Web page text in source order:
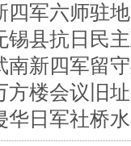
四军六师驻
锡县抗日民
南新四军留
方楼会议旧
华日军社桥